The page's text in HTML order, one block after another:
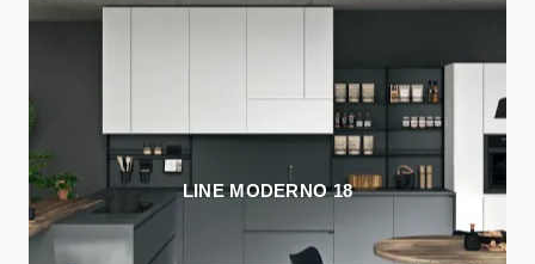
LINE MODERNO 18